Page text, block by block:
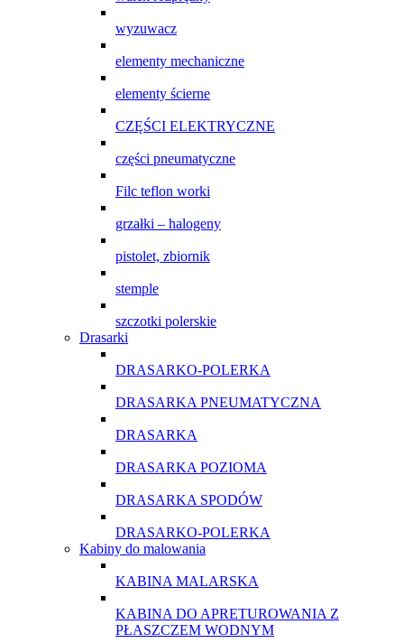
wyzuwacz
elementy mechaniczne
elementy ścierne
CZĘŚCI ELEKTRYCZNE
części pneumatyczne
Filc teflon worki
grzałki – halogeny
pistolet, zbiornik
stemple
szczotki polerskie
Drasarki
DRASARKO-POLERKA
DRASARKA PNEUMATYCZNA
DRASARKA
DRASARKA POZIOMA
DRASARKA SPODÓW
DRASARKO-POLERKA
Kabiny do malowania
KABINA MALARSKA
KABINA DO APRETUROWANIA Z
PŁASZCZEM WODNYM